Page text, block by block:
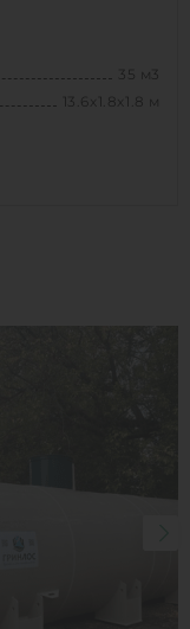
35 м3
13.6х1.8х1.8 м